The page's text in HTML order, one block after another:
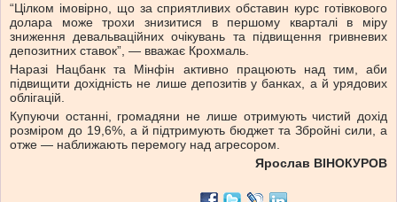
“Цілком імовірно, що за сприятливих обставин курс готівкового
долара може трохи знизитися в першому кварталі в міру
зниження девальваційних очікувань та підвищення гривневих
депозитних ставок”, — вважає Крохмаль.
Наразі Нацбанк та Мінфін активно працюють над тим, аби
підвищити дохідність не лише депозитів у банках, а й урядових
облігацій.
Купуючи останні, громадяни не лише отримують чистий дохід
розміром до 19,6%, а й підтримують бюджет та Збройні сили, а
отже — наближають перемогу над агресором.
Ярослав ВІНОКУРОВ